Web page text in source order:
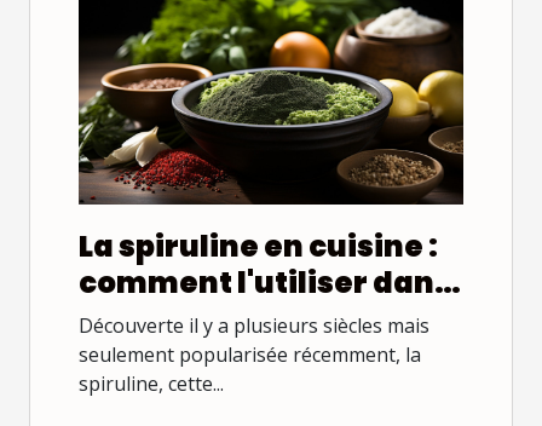
La spiruline en cuisine :
comment l'utiliser dans
vos recettes
Découverte il y a plusieurs siècles mais
seulement popularisée récemment, la
spiruline, cette...